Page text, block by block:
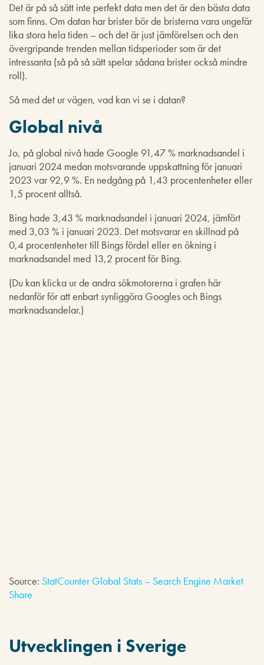
Det är på så sätt inte perfekt data men det är den bästa data
som finns. Om datan har brister bör de bristerna vara ungefär
lika stora hela tiden – och det är just jämförelsen och den
övergripande trenden mellan tidsperioder som är det
intressanta (så på så sätt spelar sådana brister också mindre
roll).
Så med det ur vägen, vad kan vi se i datan?
Global nivå
Jo, på global nivå hade Google 91,47 % marknadsandel i
januari 2024 medan motsvarande uppskattning för januari
2023 var 92,9 %. En nedgång på 1,43 procentenheter eller
1,5 procent alltså.
Bing hade 3,43 % marknadsandel i januari 2024, jämfört
med 3,03 % i januari 2023. Det motsvarar en skillnad på
0,4 procentenheter till Bings fördel eller en ökning i
marknadsandel med 13,2 procent för Bing.
(Du kan klicka ur de andra sökmotorerna i grafen här
nedanför för att enbart synliggöra Googles och Bings
marknadsandelar.)
Source: StatCounter Global Stats – Search Engine Market
Share
Utvecklingen i Sverige